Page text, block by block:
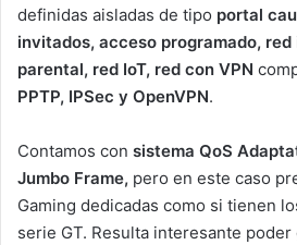
definidas aisladas de tipo portal
invitados, acceso programado,
parental, red IoT, red con VPN
PPTP, IPSec y OpenVPN.
Contamos con sistema QoS
Jumbo Frame, pero en este caso
Gaming dedicadas como si tienen
serie GT. Resulta interesante